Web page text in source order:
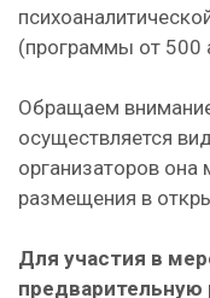
(программы от 500
Обращаем
осуществляется
организаторов
размещения в
Для участия в
предварительную